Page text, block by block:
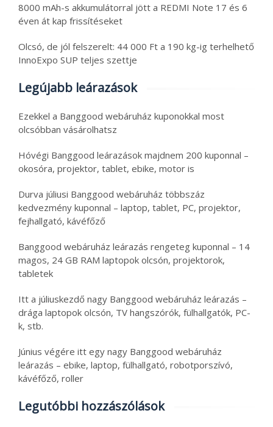
8000 mAh-s akkumulátorral jött a REDMI Note 17 és 6
éven át kap frissítéseket
Olcsó, de jól felszerelt: 44 000 Ft a 190 kg-ig terhelhető
InnoExpo SUP teljes szettje
Legújabb leárazások
Ezekkel a Banggood webáruház kuponokkal most
olcsóbban vásárolhatsz
Hóvégi Banggood leárazások majdnem 200 kuponnal –
okosóra, projektor, tablet, ebike, motor is
Durva júliusi Banggood webáruház többszáz
kedvezmény kuponnal – laptop, tablet, PC, projektor,
fejhallgató, kávéfőző
Banggood webáruház leárazás rengeteg kuponnal – 14
magos, 24 GB RAM laptopok olcsón, projektorok,
tabletek
Itt a júliuskezdő nagy Banggood webáruház leárazás –
drága laptopok olcsón, TV hangszórók, fülhallgatók, PC-
k, stb.
Június végére itt egy nagy Banggood webáruház
leárazás – ebike, laptop, fülhallgató, robotporszívó,
kávéfőző, roller
Legutóbbi hozzászólások